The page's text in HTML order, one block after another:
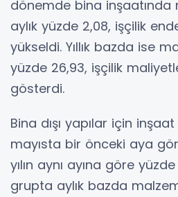
dönemde bina inşaatında
aylık yüzde 2,08, işçilik
yükseldi. Yıllık bazda ise
yüzde 26,93, işçilik
gösterdi.
Bina dışı yapılar için
mayısta bir önceki aya
yılın aynı ayına göre
grupta aylık bazda